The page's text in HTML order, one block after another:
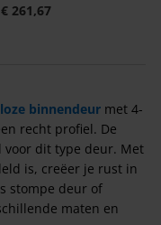
€ 261,67
binnendeur met 4-
recht profiel. De
voor dit type deur. Met
is, creëer je rust in
stompe deur of
maten en